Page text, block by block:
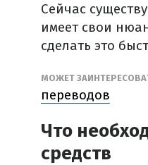
Сейчас
имеет свои
сделать это
МОЖЕТ
переводов
Что
средств